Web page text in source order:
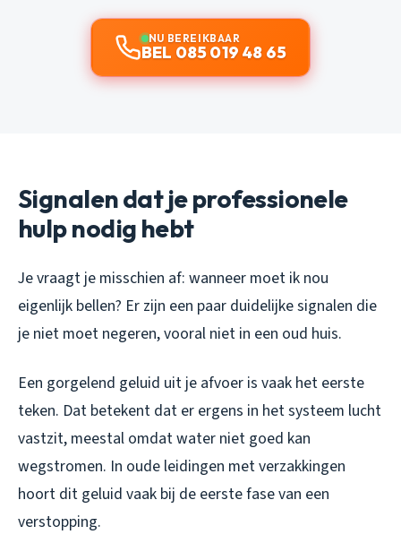
NU BEREIKBAAR
BEL 085 019 48 65
Signalen dat je professionele
hulp nodig hebt
Je vraagt je misschien af: wanneer moet ik nou
eigenlijk bellen? Er zijn een paar duidelijke signalen die
je niet moet negeren, vooral niet in een oud huis.
Een gorgelend geluid uit je afvoer is vaak het eerste
teken. Dat betekent dat er ergens in het systeem lucht
vastzit, meestal omdat water niet goed kan
wegstromen. In oude leidingen met verzakkingen
hoort dit geluid vaak bij de eerste fase van een
verstopping.